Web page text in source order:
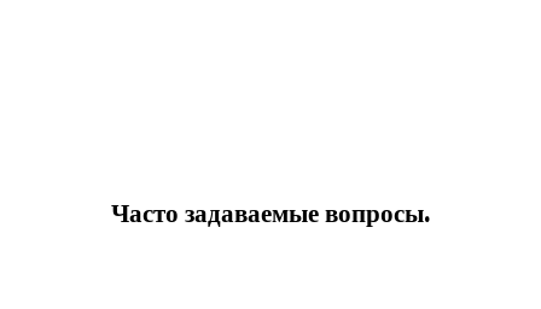
Часто задаваемые вопросы.